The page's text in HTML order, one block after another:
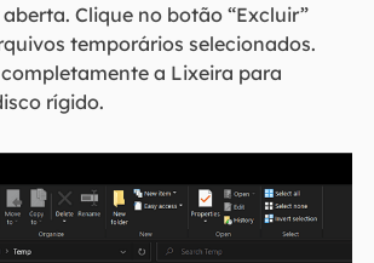
Clique no botão “Excluir”
temporários selecionados.
a Lixeira para
rígido.